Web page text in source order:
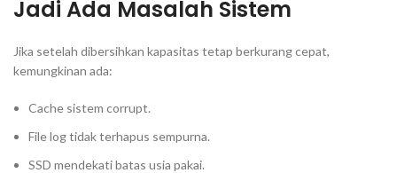
Jadi Ada Masalah Sistem
Jika setelah dibersihkan kapasitas tetap berkurang cepat,
kemungkinan ada:
Cache sistem corrupt.
File log tidak terhapus sempurna.
SSD mendekati batas usia pakai.